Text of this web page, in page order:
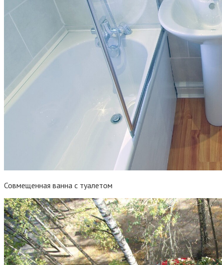
Совмещенная ванна с туалетом